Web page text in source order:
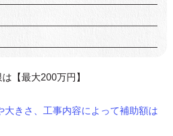
【最大200万円】
きさ、工事内容によって補助額は